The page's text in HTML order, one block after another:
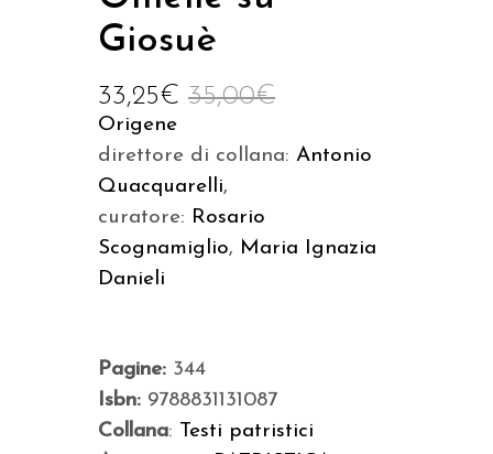
Giosuè
35,00€
33,25€
Origene
direttore di collana: Antonio
Quacquarelli,
curatore: Rosario
Scognamiglio, Maria Ignazia
Danieli
Pagine: 344
Isbn: 9788831131087
Collana: Testi patristici